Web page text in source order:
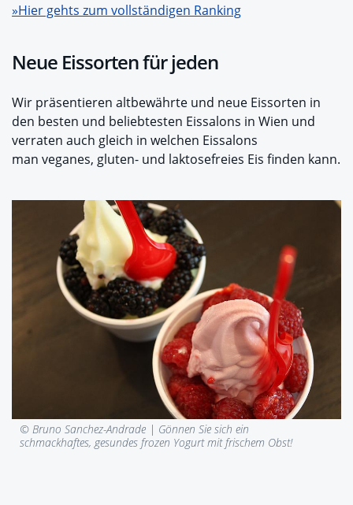
»Hier gehts zum vollständigen Ranking
Neue Eissorten für jeden
Wir präsentieren altbewährte und neue Eissorten in
den besten und beliebtesten Eissalons in Wien und
verraten auch gleich in welchen Eissalons
man veganes, gluten- und laktosefreies Eis finden kann.
© Bruno Sanchez-Andrade | Gönnen Sie sich ein
schmackhaftes, gesundes frozen Yogurt mit frischem Obst!